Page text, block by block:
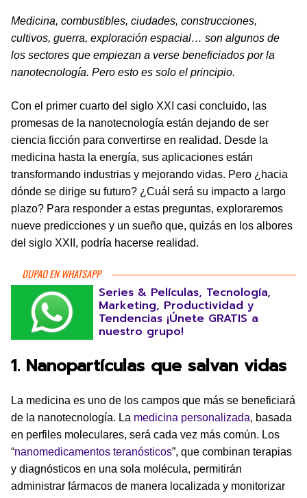
Medicina, combustibles, ciudades, construcciones,
cultivos, guerra, exploración espacial… son algunos de
los sectores que empiezan a verse beneficiados por la
nanotecnología. Pero esto es solo el principio.
Con el primer cuarto del siglo XXI casi concluido, las
promesas de la nanotecnología están dejando de ser
ciencia ficción para convertirse en realidad. Desde la
medicina hasta la energía, sus aplicaciones están
transformando industrias y mejorando vidas. Pero ¿hacia
dónde se dirige su futuro? ¿Cuál será su impacto a largo
plazo? Para responder a estas preguntas, exploraremos
nueve predicciones y un sueño que, quizás en los albores
del siglo XXII, podría hacerse realidad.
DUPAO EN WHATSAPP
Series & Películas, Tecnología,
Marketing, Productividad y
Tendencias ¡Únete GRATIS a
nuestro grupo!
1. Nanopartículas que salvan vidas
La medicina es uno de los campos que más se beneficiará
de la nanotecnología. La medicina personalizada, basada
en perfiles moleculares, será cada vez más común. Los
“nanomedicamentos teranósticos”, que combinan terapias
y diagnósticos en una sola molécula, permitirán
administrar fármacos de manera localizada y monitorizar